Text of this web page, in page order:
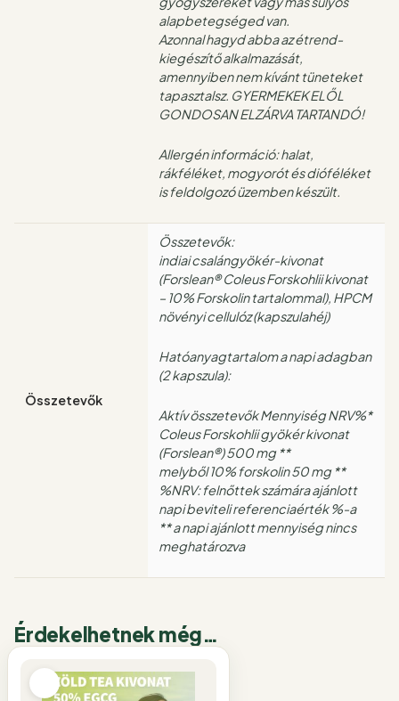
alapbetegséged van.
Azonnal hagyd abba az étrend-
kiegészítő alkalmazását,
amennyiben nem kívánt tüneteket
tapasztalsz. GYERMEKEK ELŐL
GONDOSAN ELZÁRVA TARTANDÓ!
Allergén információ: halat,
rákféléket, mogyorót és dióféléket
is feldolgozó üzemben készült.
Összetevők
Összetevők:
indiai csalángyökér-kivonat
(Forslean® Coleus Forskohlii kivonat
– 10% Forskolin tartalommal), HPCM
növényi cellulóz (kapszulahéj)
Hatóanyagtartalom a napi adagban
(2 kapszula):
Aktív összetevők Mennyiség NRV%*
Coleus Forskohlii gyökér kivonat
(Forslean®) 500 mg **
melyből 10% forskolin 50 mg **
%NRV: felnőttek számára ajánlott
napi beviteli referenciaérték %-a
** a napi ajánlott mennyiség nincs
meghatározva
Érdekelhetnek még…